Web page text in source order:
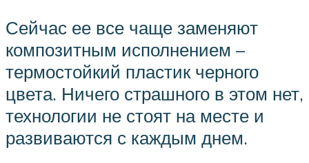
Сейчас ее все чаще заменяют
композитным исполнением –
термостойкий пластик черного
цвета. Ничего страшного в этом нет,
технологии не стоят на месте и
развиваются с каждым днем.